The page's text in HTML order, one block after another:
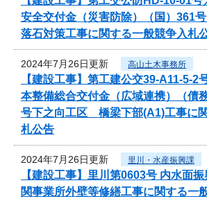
安全交付金（災害防除）（国）
落石対策工事に関する一般競争入札
2024年7月26日更新 高山土木事務所
【建設工事】第工建公交39-A11-5-
本整備総合交付金（広域連携）（
号下之向工区 橋梁下部(A1)工事に
札公告
2024年7月26日更新 里川・水産振興課
【建設工事】里川第0603号 内水面
関事業所外壁等修繕工事に関する一